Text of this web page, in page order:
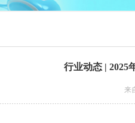
行业动态 | 2025
来